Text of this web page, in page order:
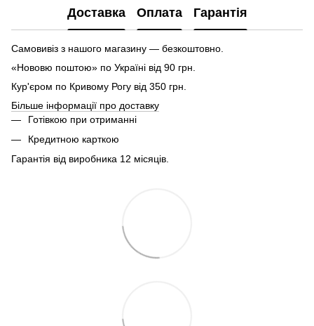
Доставка Оплата Гарантія
Самовивіз з нашого магазину — безкоштовно.
«Нововю поштою» по Україні від 90 грн.
Кур'єром по Кривому Рогу від 350 грн.
Більше інформації про доставку
Готівкою при отриманні
Кредитною карткою
Гарантія від виробника 12 місяців.